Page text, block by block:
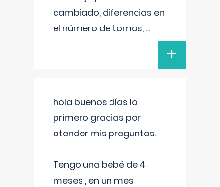
cambiado, diferencias en
el número de tomas, ...
+
hola buenos días lo
primero gracias por
atender mis preguntas.
Tengo una bebé de 4
meses , en un mes